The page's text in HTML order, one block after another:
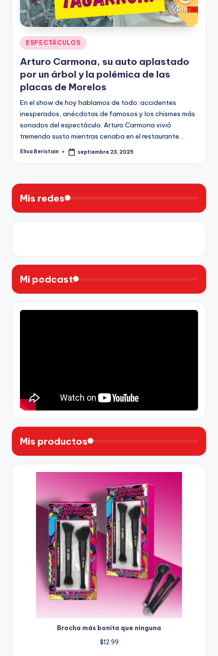
Publicado
en
ESPECTÁCULOS
Arturo Carmona, su auto aplastado
por un árbol y la polémica de las
placas de Morelos
En el show de hoy hablamos de todo: accidentes
inesperados, anécdotas de famosos y los chismes más
sonados del espectáculo. Arturo Carmona vivió
tremendo susto mientras cenaba en el restaurante…
Publicado
Elisa Beristain septiembre 23, 2025
Mis redes
Mi podcast
Mis productos
Brocha más bonita que ninguna
$12.99